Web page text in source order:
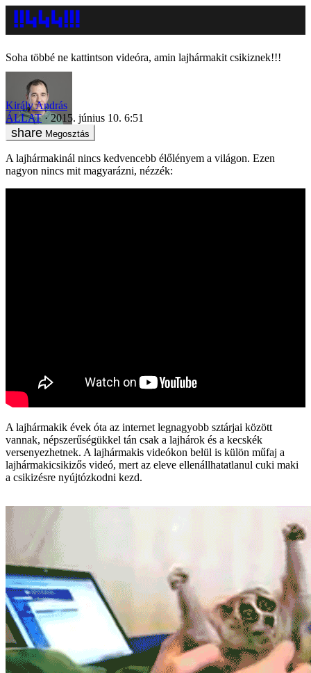
Soha többé ne kattintson videóra, amin lajhármakit csikiznek!!!
Király András
ÁLLAT
2015. június 10. 6:51
Megosztás
A lajhármakinál nincs kedvencebb élőlényem a világon. Ezen
nagyon nincs mit magyarázni, nézzék:
A lajhármakik évek óta az internet legnagyobb sztárjai között
vannak, népszerűségükkel tán csak a lajhárok és a kecskék
versenyezhetnek. A lajhármakis videókon belül is külön műfaj a
lajhármakicsikizős videó, mert az eleve ellenállhatatlanul cuki maki
a csikizésre nyújtózkodni kezd.